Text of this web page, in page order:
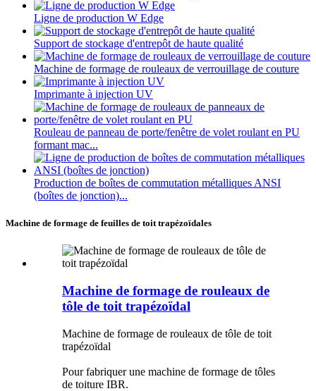
Ligne de production W Edge
Support de stockage d'entrepôt de haute qualité
Machine de formage de rouleaux de verrouillage de couture
Imprimante à injection UV
Rouleau de panneau de porte/fenêtre de volet roulant en PU
formant mac...
Production de boîtes de commutation métalliques ANSI
(boîtes de jonction)...
Machine de formage de feuilles de toit trapézoïdales
Machine de formage de rouleaux de
tôle de toit trapézoïdal
Machine de formage de rouleaux de tôle de toit
trapézoïdal
Pour fabriquer une machine de formage de tôles
de toiture IBR.